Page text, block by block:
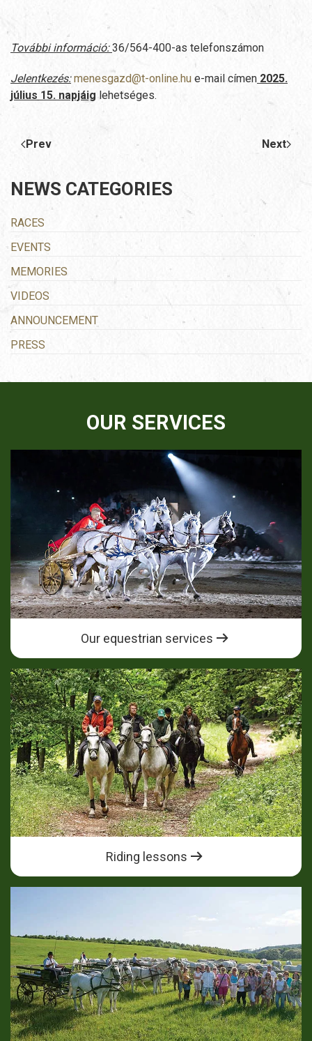
További információ: 36/564-400-as telefonszámon
Jelentkezés: menesgazd@t-online.hu e-mail címen 2025.
július 15. napjáig lehetséges.
Prev Next
NEWS CATEGORIES
RACES
EVENTS
MEMORIES
VIDEOS
ANNOUNCEMENT
PRESS
OUR SERVICES
Our equestrian services
Riding lessons